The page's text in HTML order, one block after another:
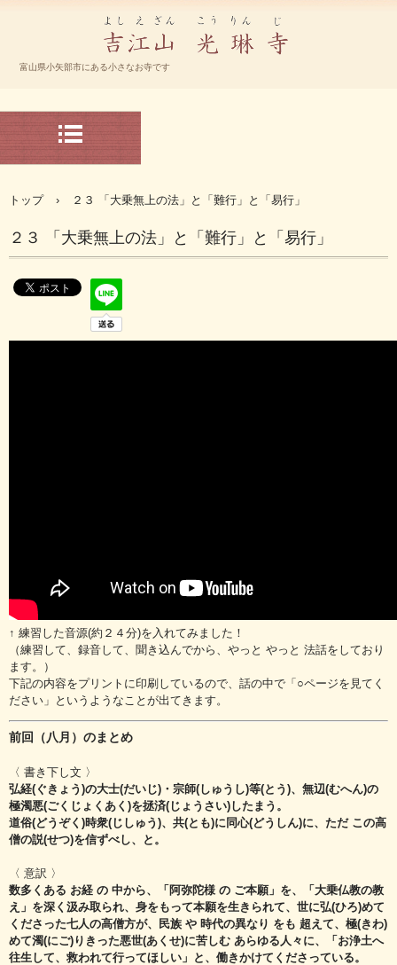
谷派 光琳寺 ホームページ
富山県小矢部市にある小さなお寺です
トップ › ２３ 「大乗無上の法」と「難行」と「易行」
２３ 「大乗無上の法」と「難行」と「易行」
↑ 練習した音源(約２４分)を入れてみました！
（練習して、録音して、聞き込んでから、やっと やっと 法話をしており
ます。）
下記の内容をプリントに印刷しているので、話の中で「○ページを見てく
ださい」というようなことが出てきます。
前回（八月）のまとめ
〈 書き下し文 〉
弘経(ぐきょう)の大士(だいじ)・宗師(しゅうし)等(とう)、無辺(むへん)の
極濁悪(ごくじょくあく)を拯済(じょうさい)したまう。
道俗(どうぞく)時衆(じしゅう)、共(とも)に同心(どうしん)に、ただ この高
僧の説(せつ)を信ずべし、と。
〈 意訳 〉
数多くある お経 の 中から、「阿弥陀様 の ご本願」を、
「大乗仏教の教
え」を深く汲み取られ、身をもって本願を生きられて、 世に弘(ひろ)めて
くださった七人の高僧方が、民族 や 時代の異なり をも 超えて、 極(きわ)
めて濁(にご)りきった悪世(あくせ)に苦しむ あらゆる人々に、
「お浄土へ
往生して、救われて行ってほしい」と、働きかけてくださっている。